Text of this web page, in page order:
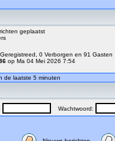
geplaatst
0 Verborgen en 91
op Ma 04 Mei 2026 7:54
de laatste 5 minuten
Wachtwoord: